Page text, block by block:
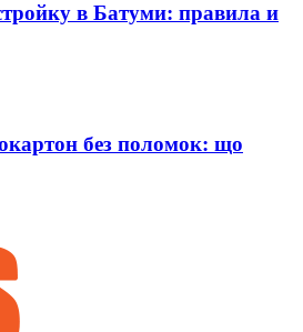
в Батуми: правила и
без поломок: що